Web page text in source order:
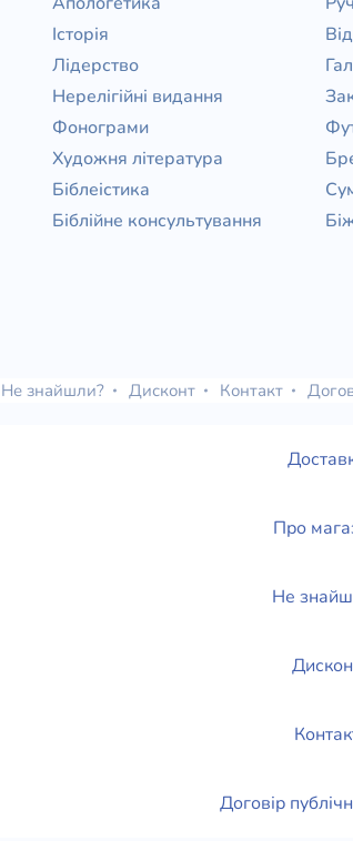
Історія
Лідерство
Нерелігійні видання
Фонограми
Художня література
Біблеістика
Біблійне консультування
Не знайшли? Дисконт Контакт
Про
Не
Договір